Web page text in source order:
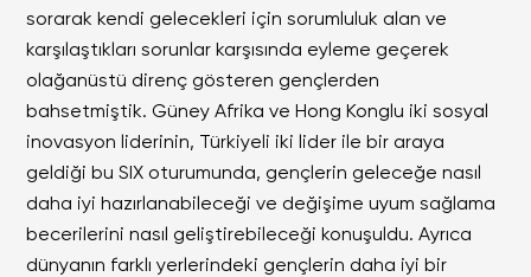
sorarak kendi gelecekleri için sorumluluk alan ve
karşılaştıkları sorunlar karşısında eyleme geçerek
olağanüstü direnç gösteren gençlerden
bahsetmiştik. Güney Afrika ve Hong Konglu iki sosyal
inovasyon liderinin, Türkiyeli iki lider ile bir araya
geldiği bu SIX oturumunda, gençlerin geleceğe nasıl
daha iyi hazırlanabileceği ve değişime uyum sağlama
becerilerini nasıl geliştirebileceği konuşuldu. Ayrıca
dünyanın farklı yerlerindeki gençlerin daha iyi bir